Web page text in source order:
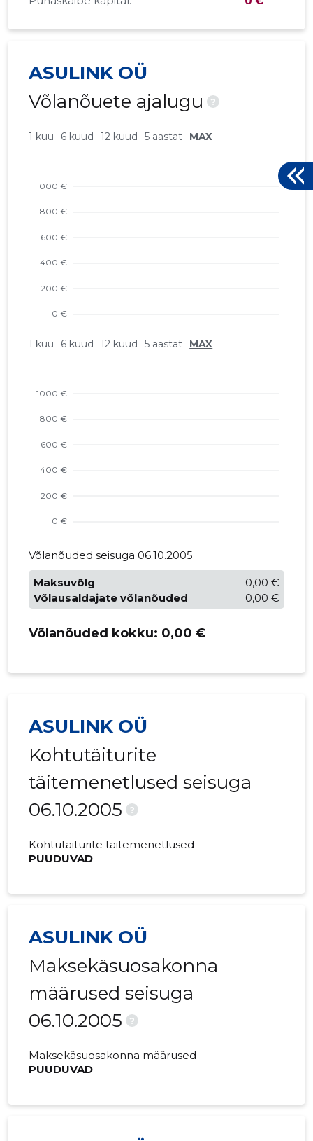
ASULINK OÜ
Võlanõuete ajalugu
?
1 kuu 6 kuud 12 kuud 5 aastat MAX
1 kuu 6 kuud 12 kuud 5 aastat MAX
Võlanõuded seisuga 06.10.2005
Maksuvõlg
0,00 €
Võlausaldajate võlanõuded
0,00 €
Võlanõuded kokku: 0,00 €
ASULINK OÜ
Kohtutäiturite
täitemenetlused seisuga
06.10.2005
?
Kohtutäiturite täitemenetlused
PUUDUVAD
ASULINK OÜ
Maksekäsuosakonna
määrused seisuga
06.10.2005
?
Maksekäsuosakonna määrused
PUUDUVAD